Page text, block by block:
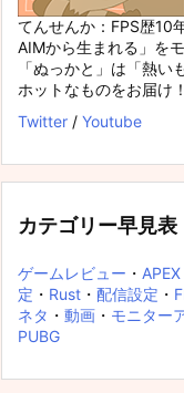
てんせんか：FPS歴10
AIMから生まれる」を
「ぬっかと」は「熱
ホットなものをお届け
Twitter / Youtube
カテゴリー早見表
ゲームレビュー ・ APEX
定 ・ Rust ・ 配信設定 ・
ネタ ・ 動画 ・ モニター
PUBG